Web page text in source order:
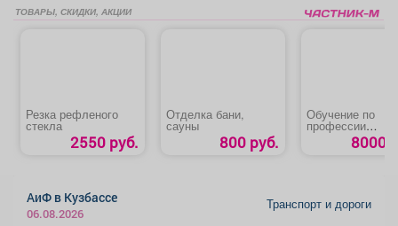
ТОВАРЫ, СКИДКИ, АКЦИИ
Резка рефленого
стекла
2550 руб.
Отделка бани,
сауны
800 руб.
Обучение по
профессии
«Контролер-
8000
АиФ в Кузбассе
06.08.2026
Транспорт и дороги